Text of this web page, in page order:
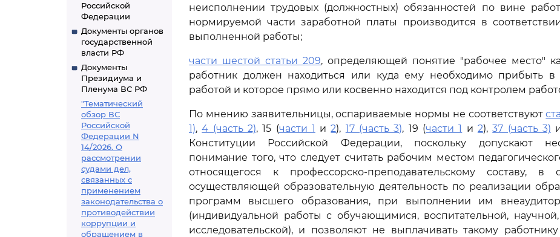
Российской
Федерации
Документы органов
государственной
власти РФ
Документы
Президиума и
Пленума ВС РФ
"Тематический
обзор ВС
Российской
Федерации N
14/2026. О
рассмотрении
судами дел,
связанных с
применением
законодательства о
противодействии
коррупции и
обращением в
неисполнении трудовых (должностных) обязанностей по вине
нормируемой части заработной платы производится в
выполненной работы;
части шестой статьи 209, определяющей понятие "рабочее место"
работник должен находиться или куда ему необходимо прибыть в
работой и которое прямо или косвенно находится под контролем
По мнению заявительницы, оспариваемые нормы не соответствуют
1),4 (часть 2), 15 (части 1 и2), 17 (часть 3), 19 (части 1 и 2),37 (часть 3)
Конституции Российской Федерации, поскольку допускают
понимание того, что следует считать рабочим местом
относящегося к профессорско-преподавательскому составу, в
осуществляющей образовательную деятельность по реализации
программ высшего образования, при выполнении им
(индивидуальной работы с обучающимися, воспитательной, научной,
исследовательской), и позволяют не выплачивать такому